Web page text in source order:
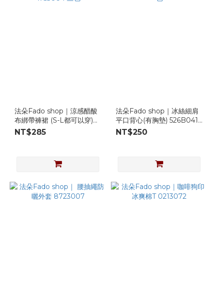
法朵Fado shop｜涼感醋酸
布綁帶褲裙 (S-L都可以穿)
4753004 三色
NT$285
法朵Fado shop｜冰絲細肩
平口背心(有胸墊) 526B041
四色
NT$250